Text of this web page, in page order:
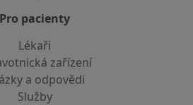
Pro pacienty
Lékaři
zařízení
a odpovědi
Služby